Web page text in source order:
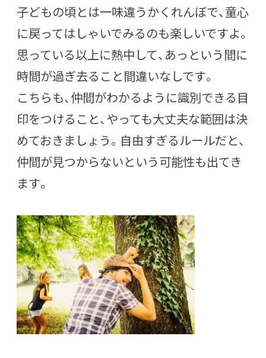
子どもの頃とは一味違うかくれんぼで、童心
に戻ってはしゃいでみるのも楽しいですよ。
思っている以上に熱中して、あっという間に
時間が過ぎ去ること間違いなしです。
こちらも、仲間がわかるように識別できる目
印をつけること、やっても大丈夫な範囲は決
めておきましょう。自由すぎるルールだと、
仲間が見つからないという可能性も出てき
ます。